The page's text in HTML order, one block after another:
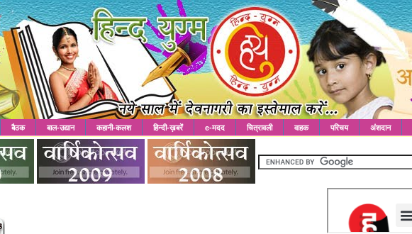
बैठक बाल-उद्यान कहानी-कलश हिन्दी-ख़बरें e-मदद चित्रावली वाहक परिचय अंशदान